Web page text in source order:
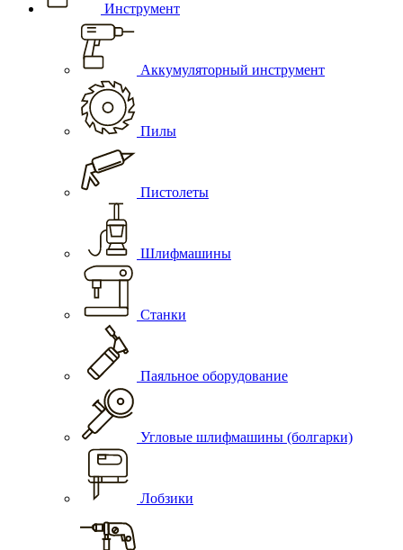
Инструмент
Аккумуляторный инструмент
Пилы
Пистолеты
Шлифмашины
Станки
Паяльное оборудование
Угловые шлифмашины (болгарки)
Лобзики